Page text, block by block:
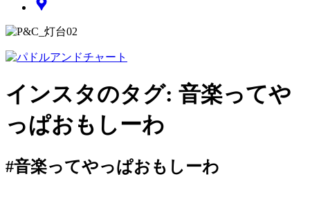
インスタのタグ: 音楽ってや
っぱおもしーわ
#音楽ってやっぱおもしーわ